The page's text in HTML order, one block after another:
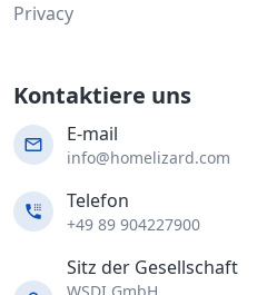
Privacy
Kontaktiere uns
E-mail
info@homelizard.com
Telefon
+49 89 904227900
Sitz der Gesellschaft